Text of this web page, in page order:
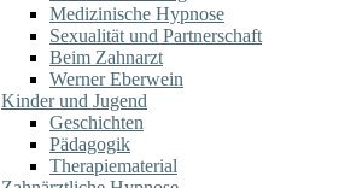
Medizinische Hypnose
Sexualität und Partnerschaft
Beim Zahnarzt
Werner Eberwein
Kinder und Jugend
Geschichten
Pädagogik
Therapiematerial